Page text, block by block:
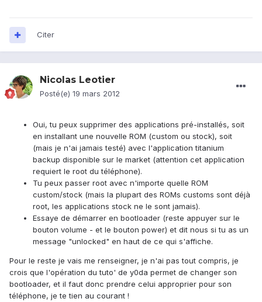
Citer
Nicolas Leotier
Posté(e) 19 mars 2012
Oui, tu peux supprimer des applications pré-installés, soit
en installant une nouvelle ROM (custom ou stock), soit
(mais je n'ai jamais testé) avec l'application titanium
backup disponible sur le market (attention cet application
requiert le root du téléphone).
Tu peux passer root avec n'importe quelle ROM
custom/stock (mais la plupart des ROMs customs sont déjà
root, les applications stock ne le sont jamais).
Essaye de démarrer en bootloader (reste appuyer sur le
bouton volume - et le bouton power) et dit nous si tu as un
message "unlocked" en haut de ce qui s'affiche.
Pour le reste je vais me renseigner, je n'ai pas tout compris, je
crois que l'opération du tuto' de y0da permet de changer son
bootloader, et il faut donc prendre celui approprier pour son
téléphone, je te tien au courant !